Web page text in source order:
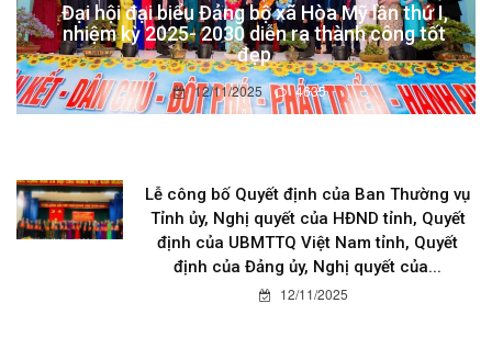
Đại hội đại biểu Đảng bộ xã Hòa Mỹ lần thứ I,
nhiệm kỳ 2025- 2030 diễn ra thành công tốt
đẹp
12/11/2025 4635
Lễ công bố Quyết định của Ban Thường vụ
Tỉnh ủy, Nghị quyết của HĐND tỉnh, Quyết
định của UBMTTQ Việt Nam tỉnh, Quyết
định của Đảng ủy, Nghị quyết của...
12/11/2025